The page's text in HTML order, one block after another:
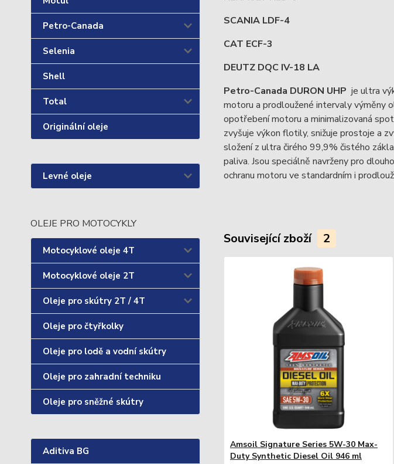
Petro-Canada
Selenia
Shell
Total
Originální oleje
Levné oleje
OLEJE PRO MOTOCYKLY
Motocyklové oleje 4T
Motocyklové oleje 2T
Oleje pro skútry 2T / 4T
Oleje pro čtyřkolky
Oleje pro lodě a vodní skútry
Oleje pro zahradní techniku
Oleje pro sněžné skútry
Aditiva BG
SCANIA LDF-4
CAT ECF-3
DEUTZ DQC IV-18 LA
Petro-Canada DURON UHP je ultra
motoru a prodloužené intervaly výměny
opotřebení motoru a minimalizovaná
zvyšuje výkon flotily, snižuje prostoje a
složení z ultra čirého 99,9% čistého
paliva. Jsou speciálně navrženy pro
ochranu motoru ve standardním i
Související zboží 2
Amsoil Signature Series 5W-30 Max-
Duty Synthetic Diesel Oil 946 ml